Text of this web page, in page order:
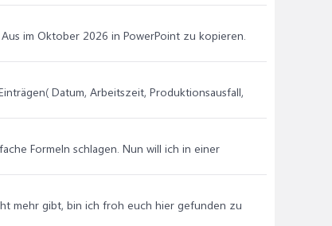
im Oktober 2026 in PowerPoint zu kopieren.
Datum, Arbeitszeit, Produktionsausfall,
Formeln schlagen. Nun will ich in einer
mehr gibt, bin ich froh euch hier gefunden zu